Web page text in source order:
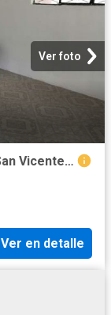
Ver foto
Departamento en renta Santa Rosa, San Vicente Chicoloapan De Juárez, Chicoloapan
Ver en detalle